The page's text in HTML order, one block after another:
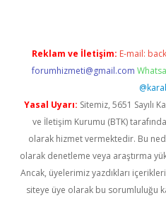
Reklam ve İletişim: E-mail:
forumhizmeti@gmail.com
Yasal Uyarı: Sitemiz, 5651 Sayılı
ve İletişim Kurumu (BTK)
olarak hizmet vermektedir. Bu
olarak denetleme veya araştırma
Ancak, üyelerimiz yazdıkları
siteye üye olarak bu sorumluluğu